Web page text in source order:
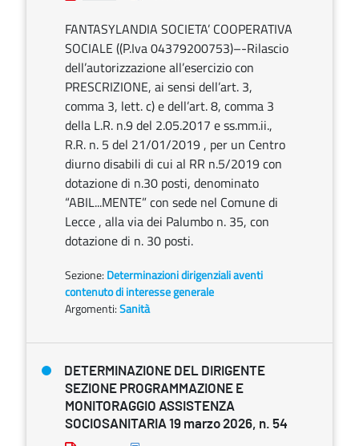
FANTASYLANDIA SOCIETA’ COOPERATIVA
SOCIALE ((P.Iva 04379200753)–-Rilascio
dell’autorizzazione all’esercizio con
PRESCRIZIONE, ai sensi dell’art. 3,
comma 3, lett. c) e dell’art. 8, comma 3
della L.R. n.9 del 2.05.2017 e ss.mm.ii.,
R.R. n. 5 del 21/01/2019 , per un Centro
diurno disabili di cui al RR n.5/2019 con
dotazione di n.30 posti, denominato
“ABIL...MENTE” con sede nel Comune di
Lecce , alla via dei Palumbo n. 35, con
dotazione di n. 30 posti.
Sezione: Determinazioni dirigenziali aventi
contenuto di interesse generale
Argomenti:Sanità
DETERMINAZIONE DEL DIRIGENTE
SEZIONE PROGRAMMAZIONE E
MONITORAGGIO ASSISTENZA
SOCIOSANITARIA 19 marzo 2026, n. 54